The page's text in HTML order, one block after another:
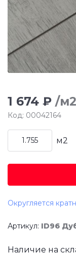
1 674 ₽ /м2
Код: 00042164
м2
Округляется
Артикул: ID96
Наличие на